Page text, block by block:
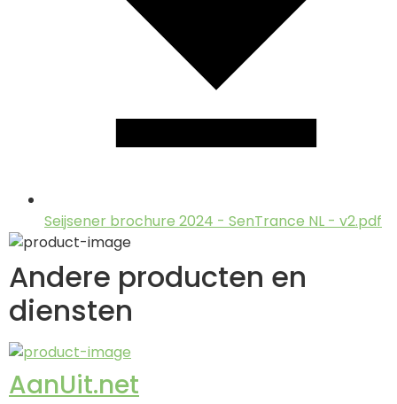
Seijsener brochure 2024 - SenTrance NL - v2.pdf
Andere producten en
diensten
AanUit.net